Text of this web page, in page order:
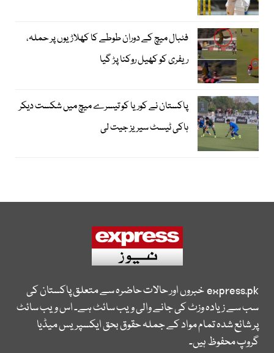
فٹبال میچ کے دوران طوطے کا کھلاڑیوں پر حملہ،
ریفری کو کھیل روکنا پڑ گیا
پاکستان نے کوریا کو تیسرے میچ میں شکست دیکر
ہاکی ٹیسٹ سیریز جیت لی
express.pkخبروں اور حالات حاضرہ سے متعلق پاکستان کی
سب سے زیادہ وزٹ کی جانے والی ویب سائٹ ہے۔ اس ویب سائٹ
پر شائع شدہ تمام مواد کے جملہ حقوق بحق ایکسپریس میڈیا
گروپ محفوظ ہیں۔